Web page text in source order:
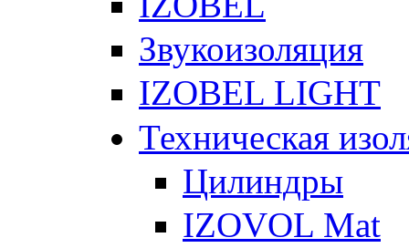
Звукоизоляция
IZOBEL LIGHT
Техническая
Цилиндры
IZOVOL Mat